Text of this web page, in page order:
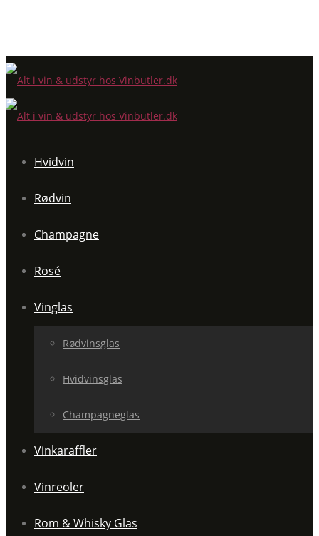
Hvidvin
Rødvin
Champagne
Rosé
Vinglas
Rødvinsglas
Hvidvinsglas
Champagneglas
Vinkaraffler
Vinreoler
Rom & Whisky Glas